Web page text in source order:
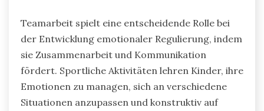
Teamarbeit spielt eine entscheidende Rolle bei
der Entwicklung emotionaler Regulierung, indem
sie Zusammenarbeit und Kommunikation
fördert. Sportliche Aktivitäten lehren Kinder, ihre
Emotionen zu managen, sich an verschiedene
Situationen anzupassen und konstruktiv auf